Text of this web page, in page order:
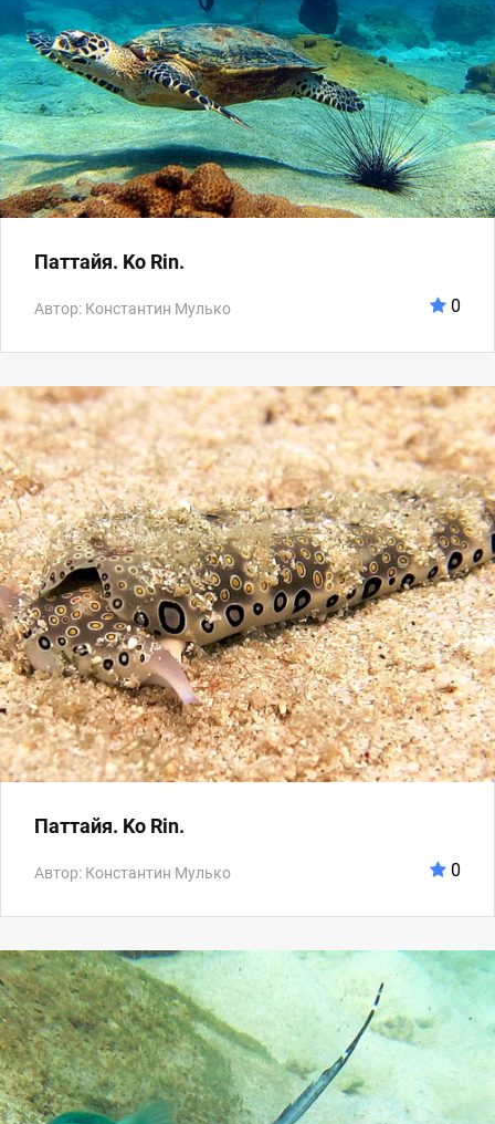
Паттайя. Ko Rin.
Автор: Константин Мулько 0
Паттайя. Ko Rin.
Автор: Константин Мулько 0